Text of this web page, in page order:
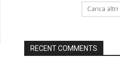
Carica altri
RECENT COMMENTS